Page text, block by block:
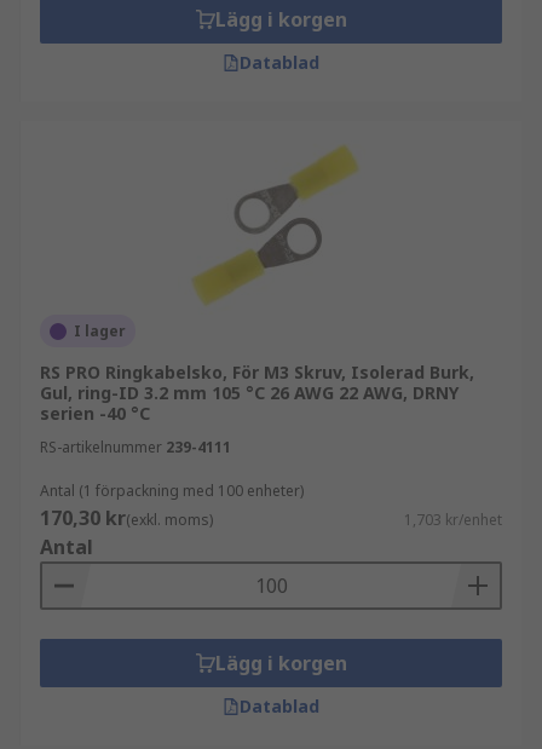
Lägg i korgen
Datablad
I lager
RS PRO Ringkabelsko, För M3 Skruv, Isolerad Burk,
Gul, ring-ID 3.2 mm 105 °C 26 AWG 22 AWG, DRNY
serien -40 °C
RS-artikelnummer 239-4111
Antal (1 förpackning med 100 enheter)
170,30 kr(exkl. moms) 1,703 kr/enhet
Antal
Lägg i korgen
Datablad